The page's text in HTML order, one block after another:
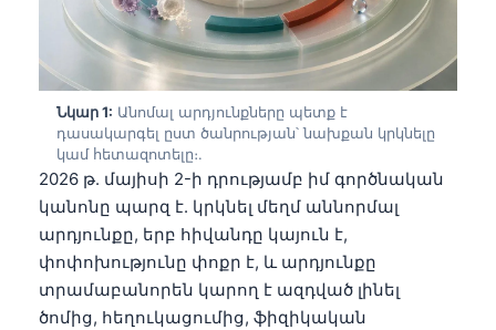
Նկար 1: Անոմալ արդյունքները պետք է
դասակարգել ըստ ծանրության՝ նախքան կրկնելը
կամ հետազոտելը։.
2026 թ. մայիսի 2-ի դրությամբ իմ գործնական
կանոնը պարզ է. կրկնել մեղմ աննորմալ
արդյունքը, երբ հիվանդը կայուն է,
փոփոխությունը փոքր է, և արդյունքը
տրամաբանորեն կարող է ազդված լինել
ծոմից, հեղուկացումից, ֆիզիկական